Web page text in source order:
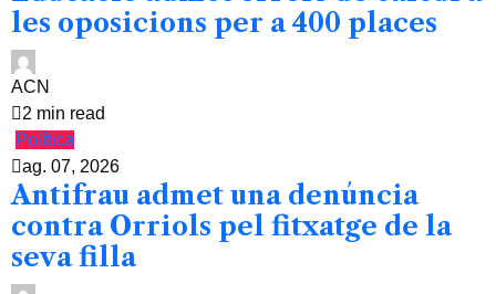
les oposicions per a 400 places
ACN
2 min read
Política
ag. 07, 2026
Antifrau admet una denúncia
contra Orriols pel fitxatge de la
seva filla